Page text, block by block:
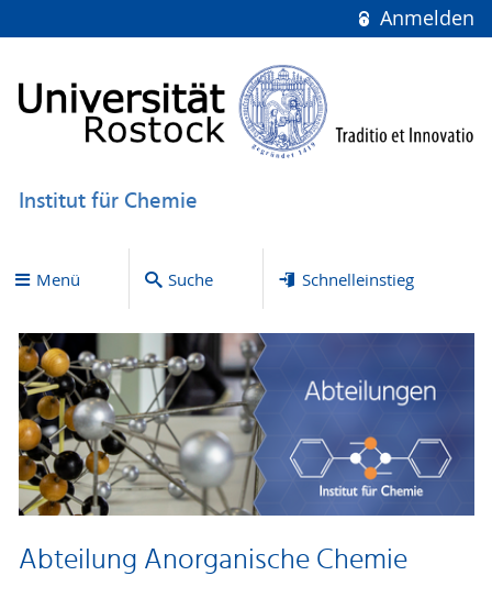
Anmelden
Institut für Chemie
Menü Suche Schnelleinstieg
Abteilung Anorganische Chemie